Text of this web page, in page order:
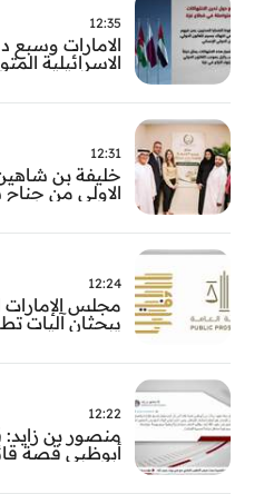
12:35
الامارات وسبع
الاسرائيلية
12:31
خليفة بن
الاولى من
مستشفى
12:24
مجلس الإمارات
يبحثان آليات
12:22
أبوظبي قصة